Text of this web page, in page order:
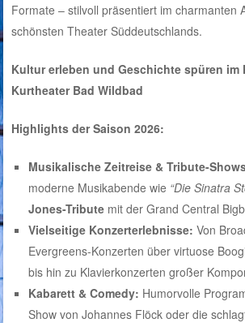
Formate – stilvoll präsentiert im charmanten
schönsten Theater Süddeutschlands.
Kultur erleben und Geschichte spüren im
Kurtheater Bad Wildbad
Highlights der Saison 2026:
Musikalische Zeitreise & Tribute-
moderne Musikabende wie “Die Sinatra
Jones-Tributemit der Grand Central
Vielseitige Konzerterlebnisse: Von
Evergreens-Konzerten über virtuose
bis hin zu Klavierkonzerten großer
Kabarett & Comedy: Humorvolle
Show von Johannes Flöck oder die